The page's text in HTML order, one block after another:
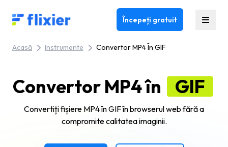
Flixier logo - Home Începeți gratuit
Acasă Instrumente Convertor MP4 În GIF
Convertor MP4 în GIF
Convertiți fișiere MP4 în GIF în browserul web fără a
compromite calitatea imaginii.